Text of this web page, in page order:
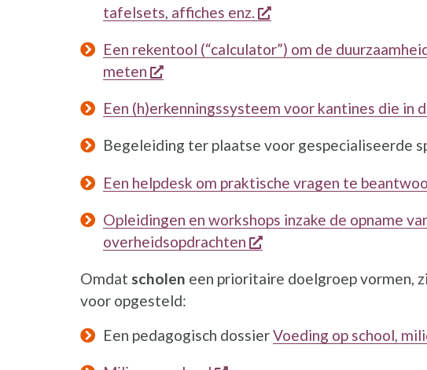
tafelsets, affiches enz.
opent een nieuw venster
Een rekentool (“calculator”) om de
meten
opent een nieuw venster
Een (h)erkenningssysteem voor kantines die in
Begeleiding ter plaatse voor gespecialiseerde
Een helpdesk om praktische vragen te
Opleidingen en workshops inzake de opname
overheidsopdrachten
opent een nieuw venster
Omdat scholen een prioritaire doelgroep vormen,
voor opgesteld:
Een pedagogisch dossierVoeding op school,